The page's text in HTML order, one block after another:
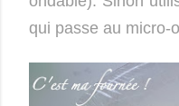
qui passe au micro-